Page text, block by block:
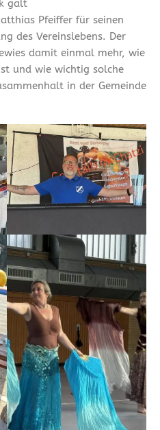
galt
Pfeiffer für seinen
des Vereinslebens. Der
damit einmal mehr, wie
und wie wichtig solche
in der Gemeinde